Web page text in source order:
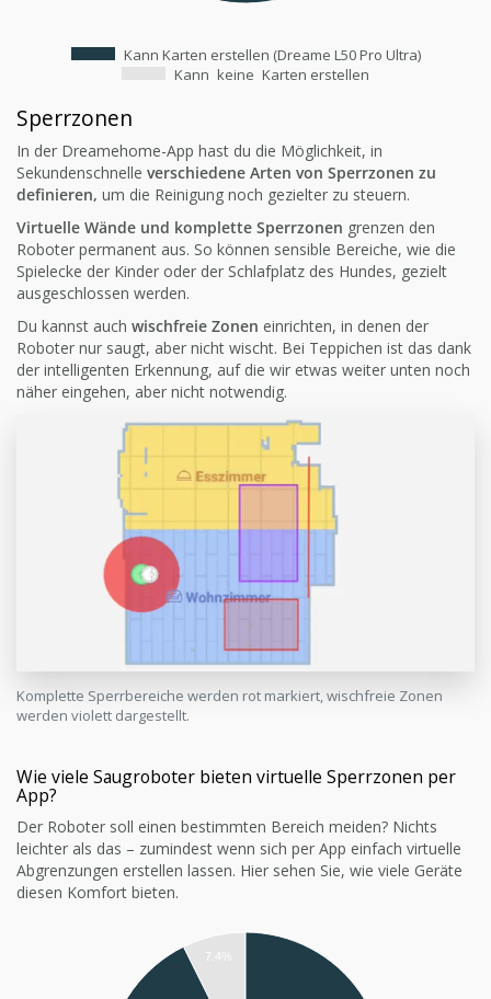
Kann Karten erstellen (Dreame L50 Pro Ultra)
Kann keine Karten erstellen
Sperrzonen
In der Dreamehome-App hast du die Möglichkeit, in
Sekundenschnelle verschiedene Arten von Sperrzonen zu
definieren, um die Reinigung noch gezielter zu steuern.
Virtuelle Wände und komplette Sperrzonen grenzen den
Roboter permanent aus. So können sensible Bereiche, wie die
Spielecke der Kinder oder der Schlafplatz des Hundes, gezielt
ausgeschlossen werden.
Du kannst auch wischfreie Zonen einrichten, in denen der
Roboter nur saugt, aber nicht wischt. Bei Teppichen ist das dank
der intelligenten Erkennung, auf die wir etwas weiter unten noch
näher eingehen, aber nicht notwendig.
Komplette Sperrbereiche werden rot markiert, wischfreie Zonen
werden violett dargestellt.
Wie viele Saugroboter bieten virtuelle Sperrzonen per
App?
Der Roboter soll einen bestimmten Bereich meiden? Nichts
leichter als das – zumindest wenn sich per App einfach virtuelle
Abgrenzungen erstellen lassen. Hier sehen Sie, wie viele Geräte
diesen Komfort bieten.
7.4%